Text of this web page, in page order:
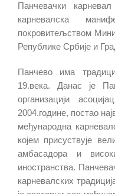
Панчевачки карневал
карневалска
покровитељством
Републике Србије и
Панчево има
19.века. Данас је
организацији
2004.године, постао
међународна
којем присуствује
амбасадора и
иностранства.
карневалских